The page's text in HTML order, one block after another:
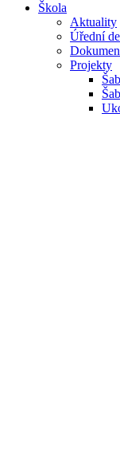
Škola
Aktuality
Úřední
Projekty